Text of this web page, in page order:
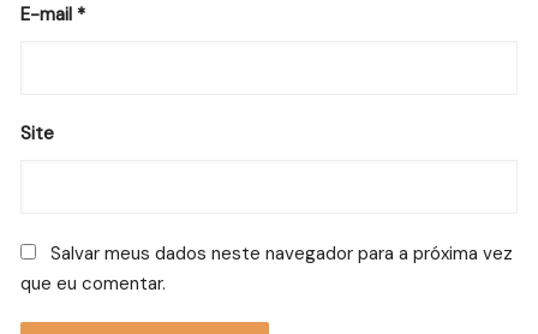
E-mail *
Site
Salvar meus dados neste navegador para a próxima vez
que eu comentar.